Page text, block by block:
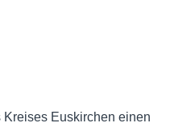
Euskirchen einen